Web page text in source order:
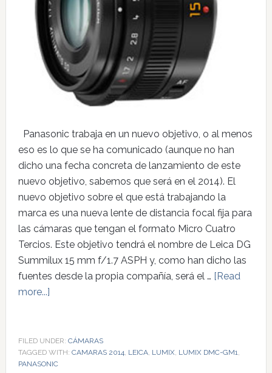
Panasonic trabaja en un nuevo objetivo, o al menos
eso es lo que se ha comunicado (aunque no han
dicho una fecha concreta de lanzamiento de este
nuevo objetivo, sabemos que será en el 2014). El
nuevo objetivo sobre el que está trabajando la
marca es una nueva lente de distancia focal fija para
las cámaras que tengan el formato Micro Cuatro
Tercios. Este objetivo tendrá el nombre de Leica DG
Summilux 15 mm f/1.7 ASPH y, como han dicho las
fuentes desde la propia compañía, será el … [Read
more...]
FILED UNDER: CÁMARAS
TAGGED WITH: CAMARAS 2014, LEICA, LUMIX, LUMIX DMC-GM1,
PANASONIC